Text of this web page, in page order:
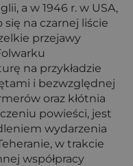
a w 1946 r. w USA,
się na czarnej liście
przejawy
na przykładzie
i bezwzględnej
oraz kłótnia
powieści, jest
wydarzenia
w trakcie
współpracy